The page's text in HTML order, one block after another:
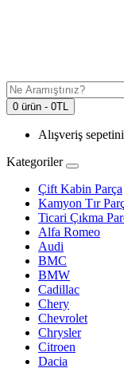
0 ürün - 0TL
Alışveriş
Kategoriler
Çift Kabin Parça
Kamyon Tır
Ticari Çıkma
Alfa Romeo
Audi
BMC
BMW
Cadillac
Chery
Chevrolet
Chrysler
Citroen
Dacia